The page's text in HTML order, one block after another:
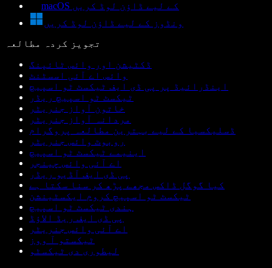
macOS کے لیے ڈاؤن لوڈ کریں
ونڈوز کے لیے ڈاؤن لوڈ کریں
تجویز کردہ مطالعہ
ڈکٹیشن اور وائس ٹائپنگ
وائس اے آئی اسسٹنٹ
اینڈرائیڈ پر پی ڈی ایف ٹیکسٹ ٹو اسپیچ
ٹیکسٹ ٹو اسپیچ ریڈر
خاتون آواز جنریٹر
مردانہ آواز جنریٹر
ڈسلیکسیا کے لیے بہترین مطالعہ پروگرام
روبوٹ وائس جنریٹر
اینیمے ٹیکسٹ ٹو اسپیچ
اے آئی وائس چینجر
پی ڈی ایف آڈیو ریڈر
کیا گوگل ڈاکس مجھے پڑھ کر سنا سکتا ہے
ٹیکسٹ ٹو اسپیچ کروم ایکسٹینشن
ہندی ٹیکسٹ ٹو اسپیچ
پی ڈی ایف ریڈ الاؤڈ
اے آئی وائس جنریٹر
ٹیکستو آ ووز
لیطوری دی ٹیکسٹو